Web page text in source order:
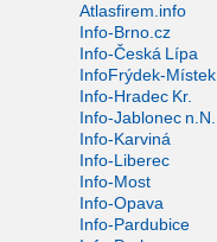
Atlasfirem.info
Info-Brno.cz
Info-Česká Lípa
InfoFrýdek-Místek
Info-Hradec Kr.
Info-Jablonec n.N.
Info-Karviná
Info-Liberec
Info-Most
Info-Opava
Info-Pardubice